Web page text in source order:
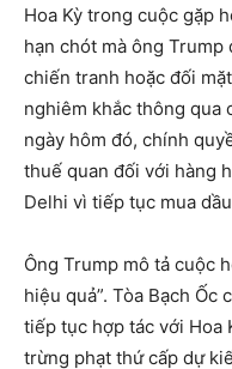
Hoa Kỳ trong cuộc gặp
hạn chót mà ông
chiến tranh hoặc đối
nghiêm khắc thông qua
ngày hôm đó, chính
thuế quan đối với hàng
Delhi vì tiếp tục mua
Ông Trump mô tả cuộc
hiệu quả”. Tòa Bạch
tiếp tục hợp tác với Hoa
trừng phạt thứ cấp dự